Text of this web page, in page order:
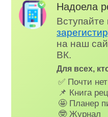
Надоела
Вступайте
на наш
ВК.
Для всех,
✅ Почти
📌 Книга
🤩 Планер
🤓 Журнал